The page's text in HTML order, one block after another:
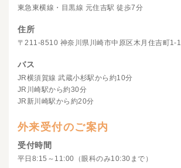
東急東横線・目黒線 元住吉駅 徒歩7分
住所
〒211-8510 神奈川県川崎市中原区木月住吉町1-1
バス
JR横須賀線 武蔵小杉駅から約10分
JR川崎駅から約30分
JR新川崎駅から約20分
外来受付のご案内
受付時間
平日8:15～11:00（眼科のみ10:30まで）